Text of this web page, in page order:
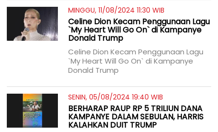
MINGGU, 11/08/2024 11:30 WIB
Celine Dion Kecam Penggunaan Lagu
`My Heart Will Go On` di Kampanye
Donald Trump
Celine Dion Kecam Penggunaan Lagu
`My Heart Will Go On` di Kampanye
Donald Trump
SENIN, 05/08/2024 19:40 WIB
BERHARAP RAUP RP 5 TRILIUN DANA
KAMPANYE DALAM SEBULAN, HARRIS
KALAHKAN DUIT TRUMP